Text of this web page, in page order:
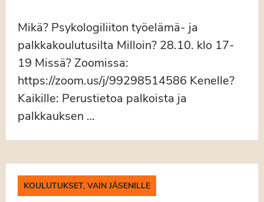
Mikä? Psykologiliiton työelämä- ja
palkkakoulutusilta Milloin? 28.10. klo 17-
19 Missä? Zoomissa:
https://zoom.us/j/99298514586 Kenelle?
Kaikille: Perustietoa palkoista ja
palkkauksen …
KOULUTUKSET, VAIN JÄSENILLE